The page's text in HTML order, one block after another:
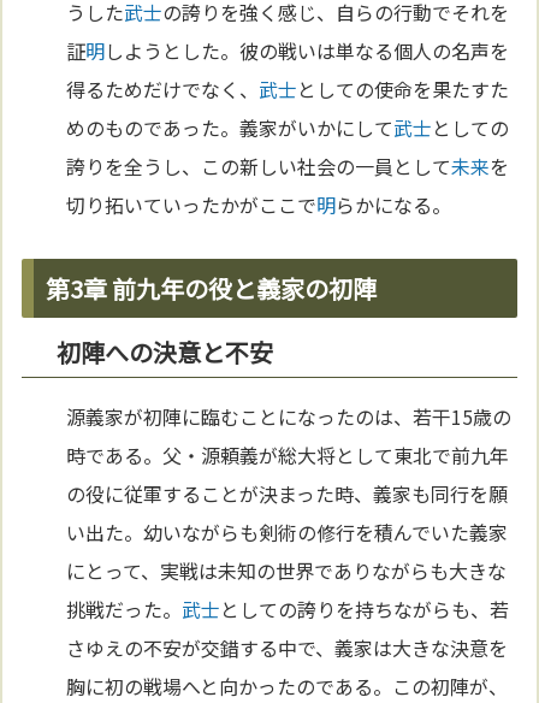
うした武士の誇りを強く感じ、自らの行動でそれを
証明しようとした。彼の戦いは単なる個人の名声を
得るためだけでなく、 武士としての使命を果たすた
めのものであった。義家がいかにして武士としての
誇りを全うし、この新しい社会の一員として未来を
切り拓いていったかがここで明らかになる。
第3章 前九年の役と義家の初陣
初陣への決意と不安
源義家が初陣に臨むことになったのは、若干15歳の
時である。父・源頼義が総大将として東北で前九年
の役に従軍することが決まった時、義家も同行を願
い出た。幼いながらも剣術の修行を積んでいた義家
にとって、実戦は未知の世界でありながらも大きな
挑戦だった。 武士としての誇りを持ちながらも、若
さゆえの不安が交錯する中で、義家は大きな決意を
胸に初の戦場へと向かったのである。この初陣が、